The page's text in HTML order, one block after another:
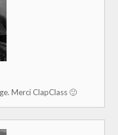
Merci ClapClass 🙂